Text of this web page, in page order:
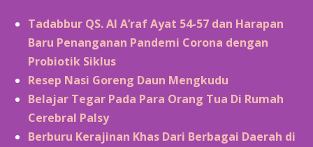
Tadabbur QS. Al A’raf Ayat 54-57 dan Harapan
Baru Penanganan Pandemi Corona dengan
Probiotik Siklus
Resep Nasi Goreng Daun Mengkudu
Belajar Tegar Pada Para Orang Tua Di Rumah
Cerebral Palsy
Berburu Kerajinan Khas Dari Berbagai Daerah di